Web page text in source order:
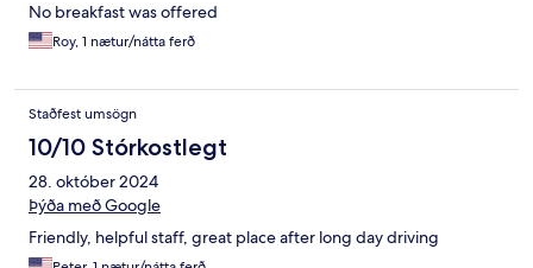
No breakfast was offered
Roy, 1 nætur/nátta ferð
Staðfest umsögn
10/10 Stórkostlegt
28. október 2024
Þýða með Google
Friendly, helpful staff, great place after long day driving